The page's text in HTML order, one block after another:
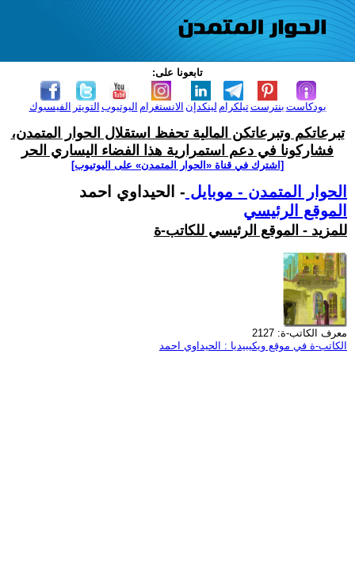
تابعونا على:
الفيسبوك التويتر اليوتيوب الانستغرام لينكدإن تيلكرامبنترست بودكاست
تبرعاتكم وتبرعاتكن المالية تحفظ استقلال الحوار المتمدن،
فشاركونا في دعم استمرارية هذا الفضاء اليساري الحر
[اشترك في قناة ‫«الحوار المتمدن» على اليوتيوب]
الحوار المتمدن - موبايل - الحيداوي احمد
الموقع الرئيسي
للمزيد - الموقع الرئيسي للكاتب-ة
معرف الكاتب-ة: 2127
الكاتب-ة في موقع ويكيبيديا : الحيداوي احمد